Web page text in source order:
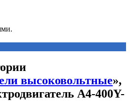
высоковольтные»,
А4-400Y-